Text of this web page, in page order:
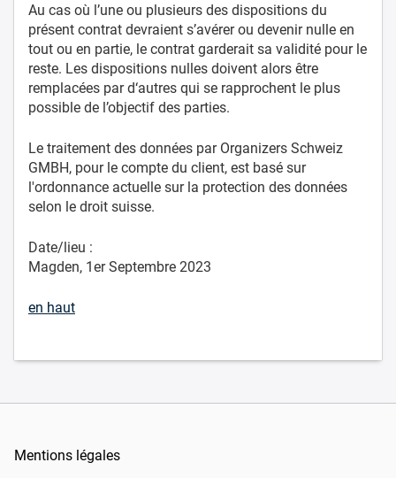
Au cas où l’une ou plusieurs des dispositions du
présent contrat devraient s’avérer ou devenir nulle en
tout ou en partie, le contrat garderait sa validité pour le
reste. Les dispositions nulles doivent alors être
remplacées par d‘autres qui se rapprochent le plus
possible de l’objectif des parties.
Le traitement des données par Organizers Schweiz
GMBH, pour le compte du client, est basé sur
l'ordonnance actuelle sur la protection des données
selon le droit suisse.
Date/lieu :
Magden, 1er Septembre 2023
en haut
Mentions légales